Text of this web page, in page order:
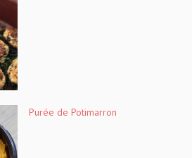
Purée de Potimarron